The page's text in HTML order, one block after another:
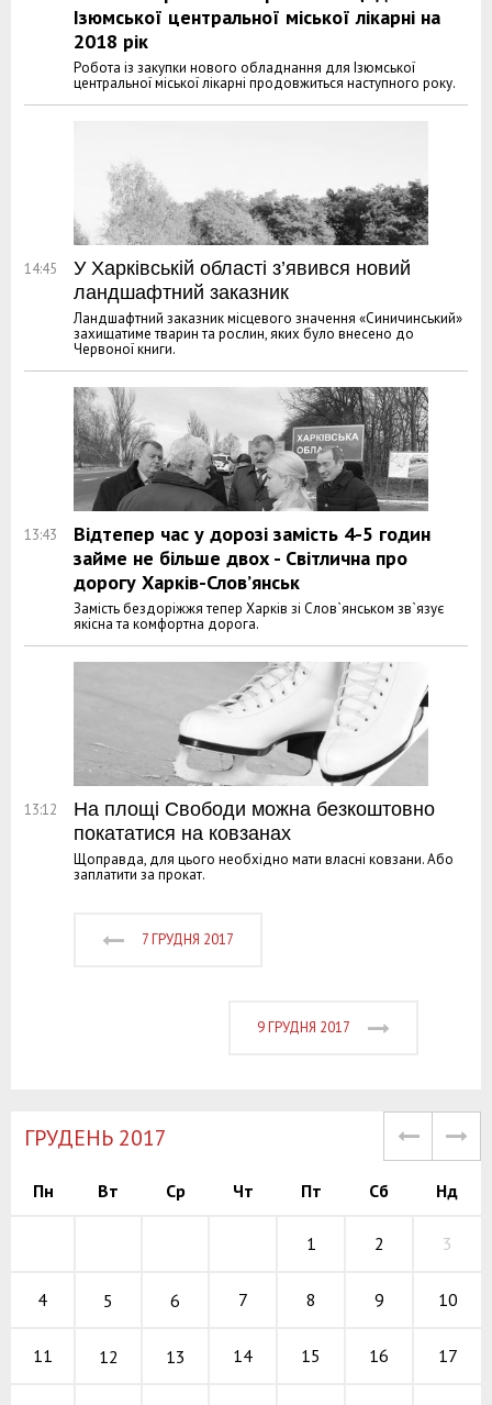
Ізюмської центральної міської лікарні на
2018 рік
Робота із закупки нового обладнання для Ізюмської
центральної міської лікарні продовжиться наступного року.
14:45
У Харківській області з’явився новий
ландшафтний заказник
Ландшафтний заказник місцевого значення «Синичинський»
захищатиме тварин та рослин, яких було внесено до
Червоної книги.
13:43
Відтепер час у дорозі замість 4-5 годин
займе не більше двох - Світлична про
дорогу Харків-Слов’янськ
Замість бездоріжжя тепер Харків зі Слов`янськом зв`язує
якісна та комфортна дорога.
13:12
На площі Свободи можна безкоштовно
покататися на ковзанах
Щоправда, для цього необхідно мати власні ковзани. Або
заплатити за прокат.
7 ГРУДНЯ 2017
9 ГРУДНЯ 2017
ГРУДЕНЬ 2017
Пн Вт Ср Чт Пт Сб Нд
1 2 3
4 5 6 7 8 9 10
11 12 13 14 15 16 17